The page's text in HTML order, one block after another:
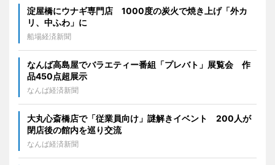
淀屋橋にウナギ専門店 1000度の炭火で焼き上げ「外カ
リ、中ふわ」に
船場経済新聞
なんば高島屋でバラエティー番組「プレバト」展覧会 作
品450点超展示
なんば経済新聞
大丸心斎橋店で「従業員向け」謎解きイベント 200人が
閉店後の館内を巡り交流
なんば経済新聞